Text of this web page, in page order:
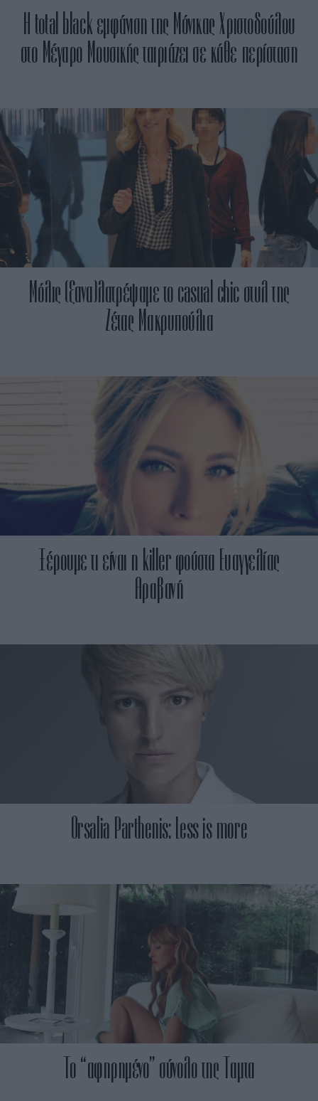
Η total black εμφάνιση της Μόνικας Χριστοδούλου
στο Μέγαρο Μουσικής ταιριάζει σε κάθε περίσταση
Μόλις (ξανα)λατρέψαμε το casual chic στυλ της
Ζέτας Μακρυπούλια
Ξέρουμε τι είναι η killer φούστα Ευαγγελίας
Αραβανή
Orsalia Parthenis: Less is more
Το “αφηρημένο” σύνολο της Ταμτα